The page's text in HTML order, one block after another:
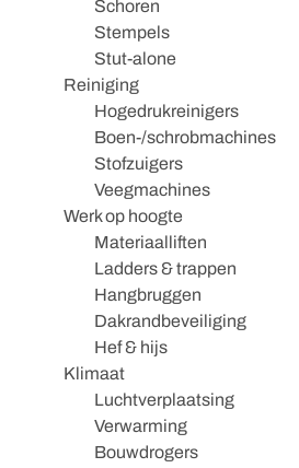
Schoren
Stempels
Stut-alone
Reiniging
Hogedrukreinigers
Boen-/schrobmachines
Stofzuigers
Veegmachines
Werk op hoogte
Materiaalliften
Ladders & trappen
Hangbruggen
Dakrandbeveiliging
Hef & hijs
Klimaat
Luchtverplaatsing
Verwarming
Bouwdrogers